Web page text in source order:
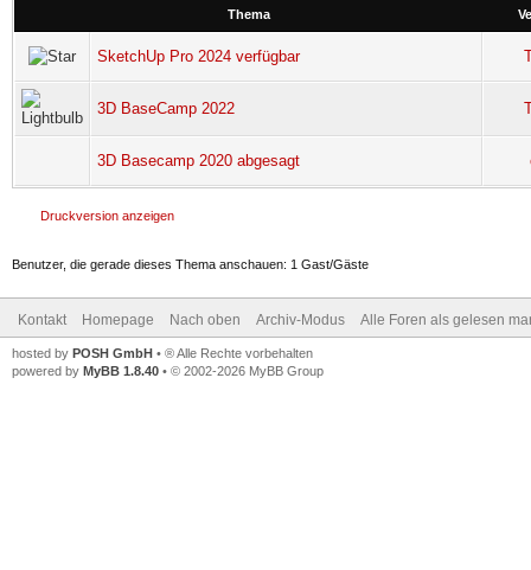
Thema
SketchUp Pro 2024 verfügbar
3D BaseCamp 2022
3D Basecamp 2020 abgesagt
Druckversion anzeigen
Benutzer, die gerade dieses Thema anschauen: 1 Gast/Gäste
Kontakt Homepage Nach oben Archiv-Modus Alle Foren als gelesen
hosted by POSH GmbH • ® Alle Rechte vorbehalten
powered by MyBB 1.8.40 • © 2002-2026 MyBB Group